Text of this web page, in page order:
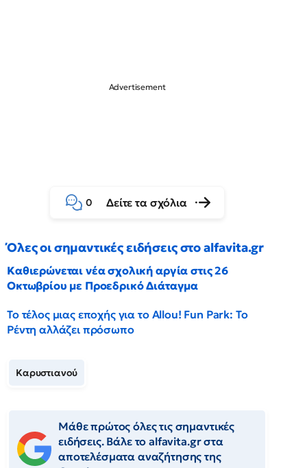
0 Δείτε τα σχόλια
Όλες οι σημαντικές ειδήσεις στο alfavita.gr
Καθιερώνεται νέα σχολική αργία στις 26
Οκτωβρίου με Προεδρικό Διάταγμα
Το τέλος μιας εποχής για το Allou! Fun Park: Το
Ρέντη αλλάζει πρόσωπο
Καρυστιανού
Μάθε πρώτος όλες τις σημαντικές
ειδήσεις. Βάλε το alfavita.gr στα
αποτελέσματα αναζήτησης της